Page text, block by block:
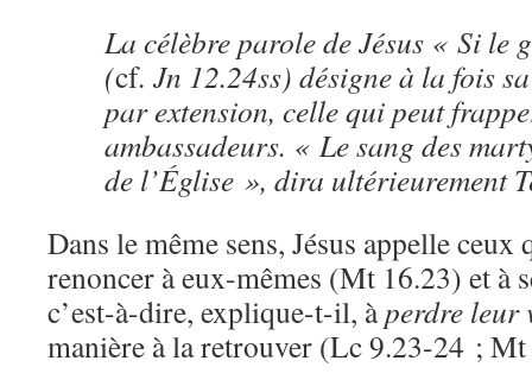
La célèbre parole de Jésus « Si
(cf. Jn 12.24ss) désigne à la fois
par extension, celle qui peut
ambassadeurs. « Le sang des
de l’Église », dira ultérieurement
Dans le même sens, Jésus appelle
renoncer à eux-mêmes (Mt 16.23) et à
c’est-à-dire, explique-t-il, àperdre leur
manière à la retrouver (Lc 9.23-24 ;